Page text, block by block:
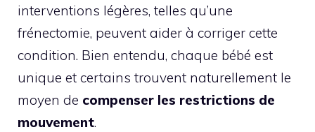
interventions légères, telles qu’une
frénectomie, peuvent aider à corriger cette
condition. Bien entendu, chaque bébé est
unique et certains trouvent naturellement le
moyen de compenser les restrictions de
mouvement.